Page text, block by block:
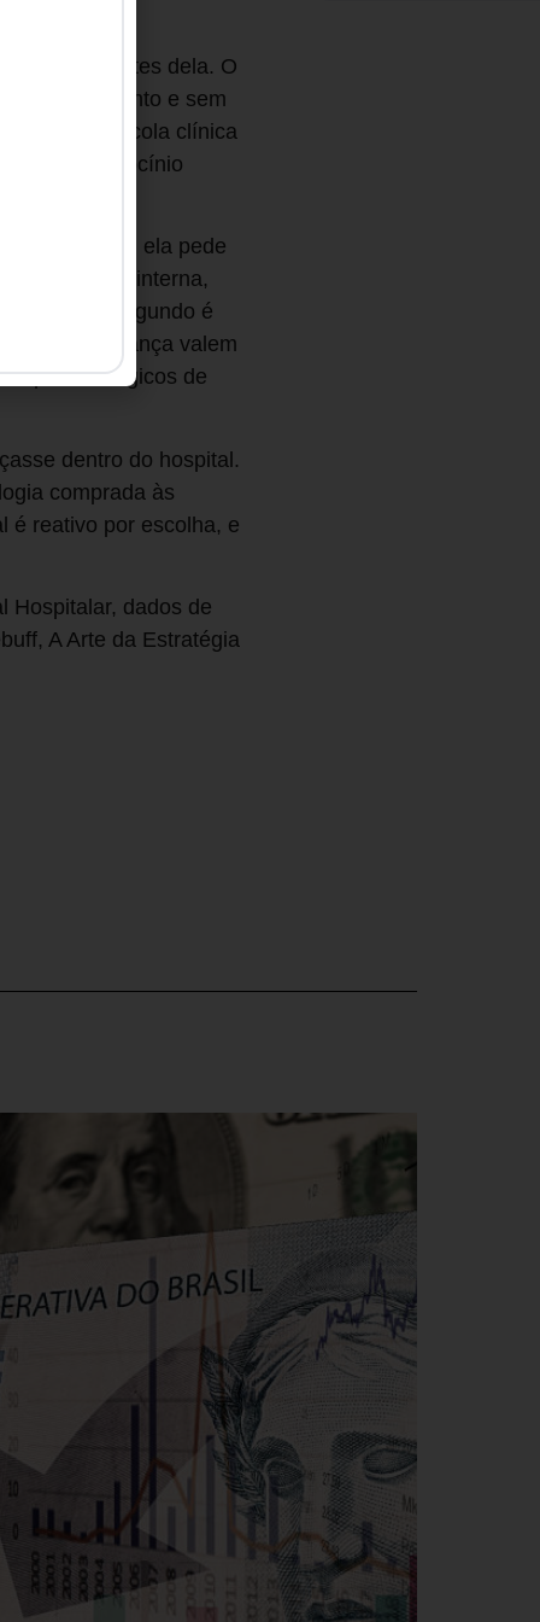
que vem antes dela. O
o equipamento e sem
nesta escola clínica
esse raciocínio
à saúde, ela pede
política interna,
caixa. O segundo é
e confiança valem
epidemiológicos de
dentro do hospital.
comprada às
é reativo por escolha, e
Hospitalar, dados de
A Arte da Estratégia